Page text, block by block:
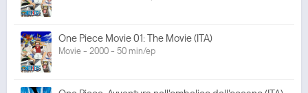
One Piece Movie 01: The Movie (ITA)
Movie - 2000 - 50 min/ep